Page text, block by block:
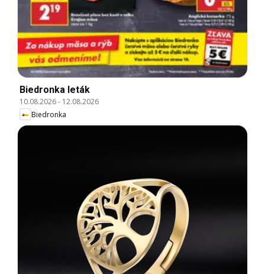
Biedronka leták
10.08.2026- 12.08.2026
Biedronka